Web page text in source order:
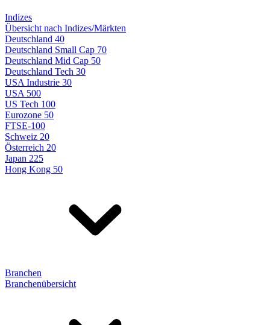
Indizes
Übersicht nach Indizes/Märkten
Deutschland 40
Deutschland Small Cap 70
Deutschland Mid Cap 50
Deutschland Tech 30
USA Industrie 30
USA 500
US Tech 100
Eurozone 50
FTSE-100
Schweiz 20
Österreich 20
Japan 225
Hong Kong 50
Branchen
Branchenübersicht